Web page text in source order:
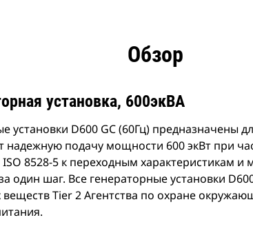
Обзор
установка, 600экВА
установки D600 GC (60Гц) предназначены
надежную подачу мощности 600 экВт при
8528-5 к переходным характеристикам
один шаг. Все генераторные установки
Tier 2 Агентства по охране